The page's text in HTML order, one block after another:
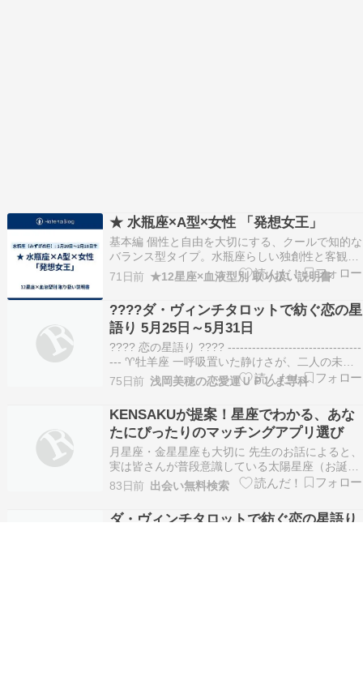
★ 水瓶座×A型×女性 「発想女王」
基本編 個性と自由を大切にする、クールで知的な
バランス型タイプ。水瓶座らしい独創性と客観性
に、A型の誠実さと几帳面さが加わり、「理性的
なのにどこかユニーク」という魅力を持つ女性で
す。感情に流されすぎず、自分なりの価値観をし
っかり持っているのが特徴。人との距離感も上手
で、ベタベタし…
71日前 ★12星座×血液型別 取り扱い説明書
????ダ・ヴィンチタロットで紡ぐ恋の星
語り 5月25日～5月31日
???? 恋の星語り ???? ---------------------------------
--- ♈牡羊座 一呼吸置いた静けさが、二人の未来
をそっと整えてくれます。 ♉牡牛座 心と身体を
休めるほどに、愛が自然と満ちていきます。 ♊双
子座 二人の歩幅が重なり、勢いのままに距…
75日前 浅岡美穂の恋愛運ＵＰしま専科
KENSAKUが提案！星座でわかる、あな
たにぴったりのマッチングアプリ選び
月星座・金星星座も大切に 先生のお話によると、
実は皆さんが普段意識している太陽星座（お誕生
日の星座）だけでなく、月星座（プライベートの
価値観や結婚観）や金星星座（恋愛観、趣味や好
み）も、アプリ選びにはとても大切だそうです。
これらの星座の要素に見合ったアプリを使うこと
83日前 出会い無料検索
ダ・ヴィンチタロットで紡ぐ恋の星語り